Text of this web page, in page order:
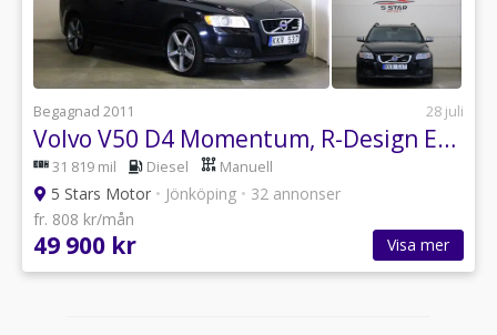
Begagnad 2011 28 juli
Volvo V50 D4 Momentum, R-Design Euro 5
31 819 mil Diesel Manuell
5 Stars Motor • Jönköping • 32 annonser
fr. 808 kr/mån
49 900 kr Visa mer